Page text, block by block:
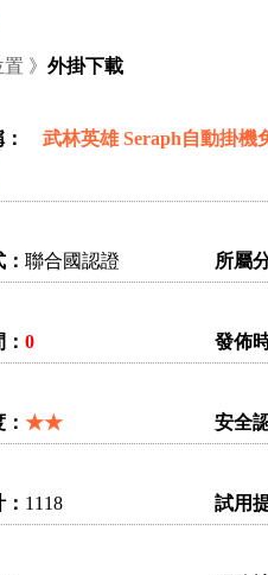
置 》外掛下載
武林英雄 Seraph自動掛機
：聯合國認證 所屬
：0 發佈
：★★ 安全
1118 試用